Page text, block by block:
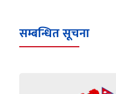
सम्बन्धित सूचना